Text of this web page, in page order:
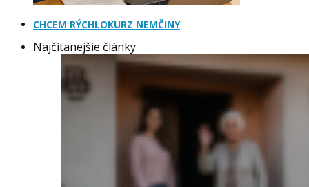
CHCEM RÝCHLOKURZ NEMČINY
Najčítanejšie články